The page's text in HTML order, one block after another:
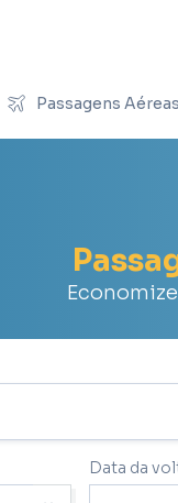
Passagens Aéreas
Data da